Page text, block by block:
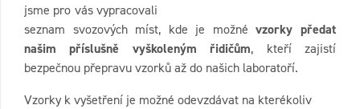
jsme pro vás vypracovali
seznam svozových míst, kde je možné vzorky předat
našim příslušně vyškoleným řidičům, kteří zajistí
bezpečnou přepravu vzorků až do našich laboratoří.
Vzorky k vyšetření je možné odevzdávat na kterékoliv